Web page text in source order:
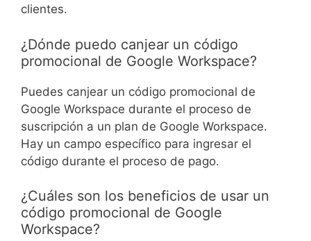
clientes.
¿Dónde puedo canjear un código
promocional de Google Workspace?
Puedes canjear un código promocional de
Google Workspace durante el proceso de
suscripción a un plan de Google Workspace.
Hay un campo específico para ingresar el
código durante el proceso de pago.
¿Cuáles son los beneficios de usar un
código promocional de Google
Workspace?